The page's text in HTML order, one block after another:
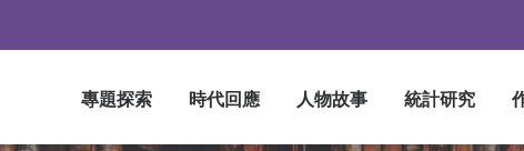
專題探索 時代回應 人物故事 統計研究